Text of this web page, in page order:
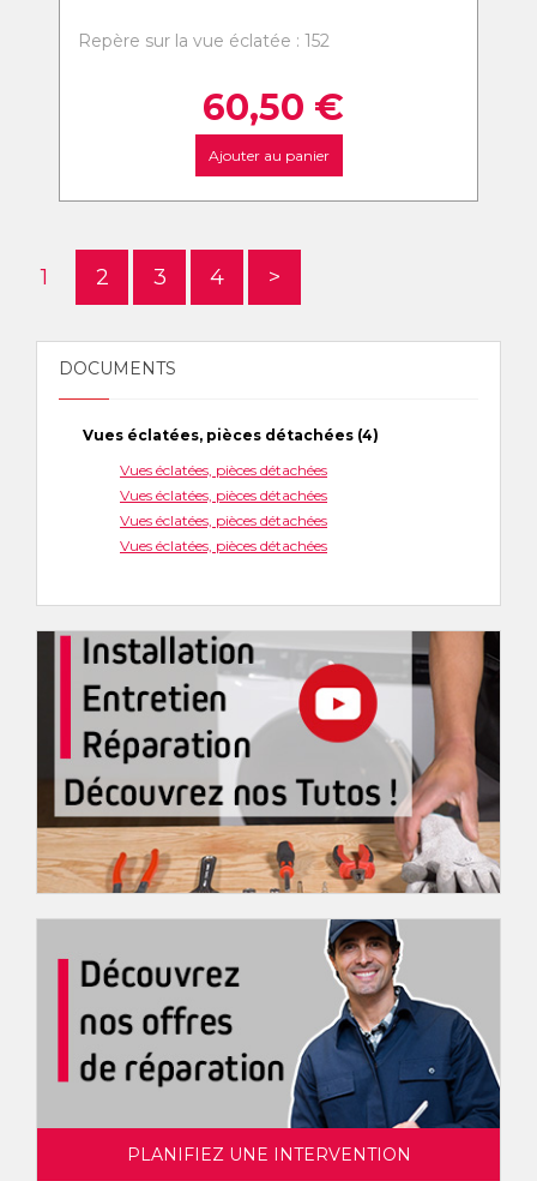
Repère sur la vue éclatée : 152
60,50 €
Ajouter au panier
1 2 3 4 >
DOCUMENTS
Vues éclatées, pièces détachées (4)
Vues éclatées, pièces détachées
Vues éclatées, pièces détachées
Vues éclatées, pièces détachées
Vues éclatées, pièces détachées
PLANIFIEZ UNE INTERVENTION